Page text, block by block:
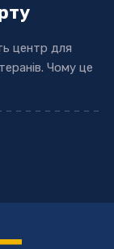
центр для
Чому це